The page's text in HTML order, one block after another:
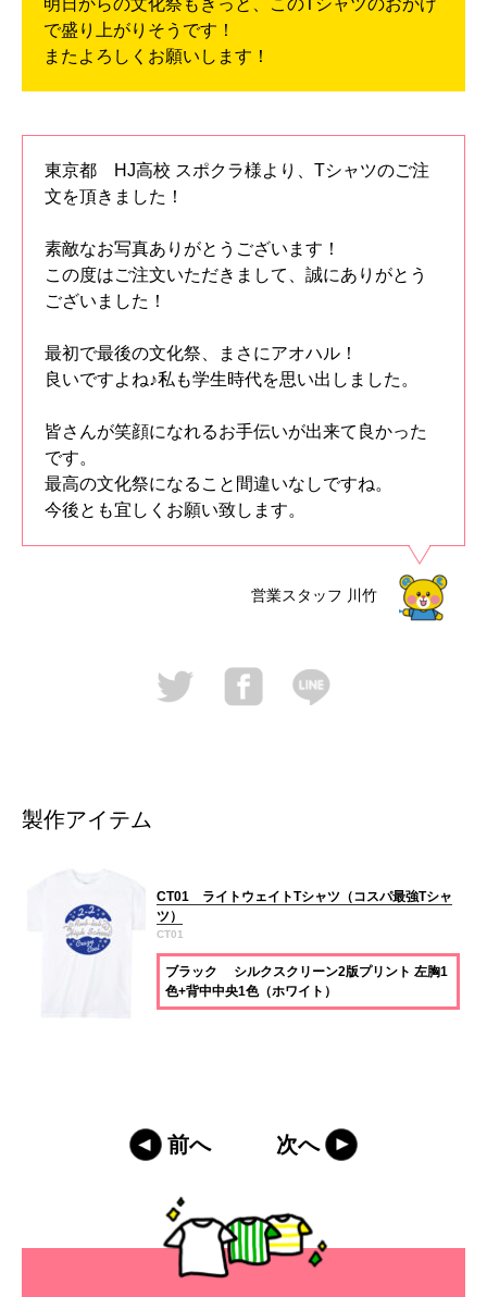
明日からの文化祭もきっと、このTシャツのおかげ
で盛り上がりそうです！
またよろしくお願いします！
東京都 HJ高校 スポクラ様より、Tシャツのご注
文を頂きました！
素敵なお写真ありがとうございます！
この度はご注文いただきまして、誠にありがとう
ございました！
最初で最後の文化祭、まさにアオハル！
良いですよね♪私も学生時代を思い出しました。
皆さんが笑顔になれるお手伝いが出来て良かった
です。
最高の文化祭になること間違いなしですね。
今後とも宜しくお願い致します。
営業スタッフ 川竹
製作アイテム
CT01 ライトウェイトTシャツ（コスパ最強Tシャ
ツ）
CT01
ブラック シルクスクリーン2版プリント 左胸1
色+背中中央1色（ホワイト）
前へ 次へ